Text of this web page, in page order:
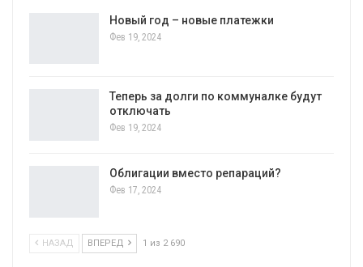
Новый год – новые платежки
Фев 19, 2024
Теперь за долги по коммуналке будут
отключать
Фев 19, 2024
Облигации вместо репараций?
Фев 17, 2024
НАЗАД ВПЕРЕД 1 из 2 690